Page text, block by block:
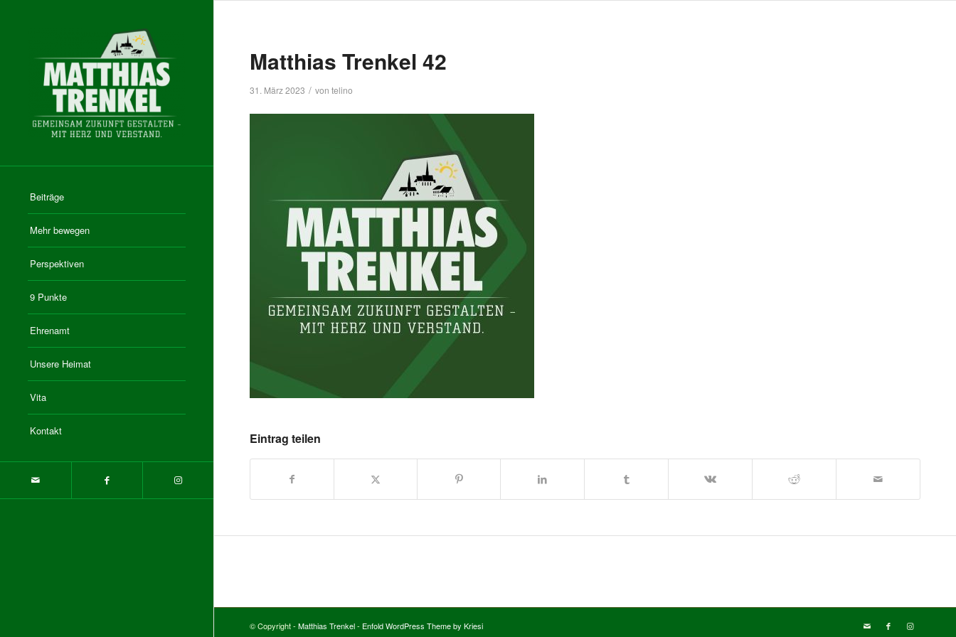
Beiträge
Mehr bewegen
Perspektiven
9 Punkte
Ehrenamt
Unsere Heimat
Vita
Kontakt
Matthias Trenkel 42
31. März 2023 / von telino
Eintrag teilen
© Copyright - Matthias Trenkel- Enfold WordPress Theme by Kriesi